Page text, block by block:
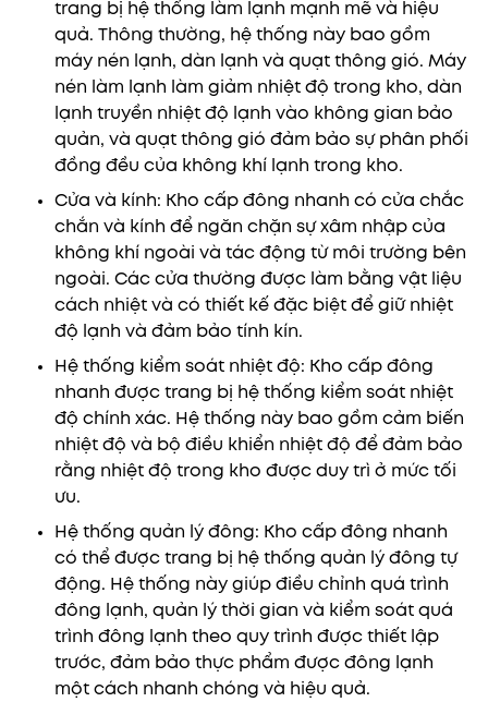
trang bị hệ thống làm lạnh mạnh mẽ và hiệu
quả. Thông thường, hệ thống này bao gồm
máy nén lạnh, dàn lạnh và quạt thông gió. Máy
nén làm lạnh làm giảm nhiệt độ trong kho, dàn
lạnh truyền nhiệt độ lạnh vào không gian bảo
quản, và quạt thông gió đảm bảo sự phân phối
đồng đều của không khí lạnh trong kho.
Cửa và kính: Kho cấp đông nhanh có cửa chắc
chắn và kính để ngăn chặn sự xâm nhập của
không khí ngoài và tác động từ môi trường bên
ngoài. Các cửa thường được làm bằng vật liệu
cách nhiệt và có thiết kế đặc biệt để giữ nhiệt
độ lạnh và đảm bảo tính kín.
Hệ thống kiểm soát nhiệt độ: Kho cấp đông
nhanh được trang bị hệ thống kiểm soát nhiệt
độ chính xác. Hệ thống này bao gồm cảm biến
nhiệt độ và bộ điều khiển nhiệt độ để đảm bảo
rằng nhiệt độ trong kho được duy trì ở mức tối
ưu.
Hệ thống quản lý đông: Kho cấp đông nhanh
có thể được trang bị hệ thống quản lý đông tự
động. Hệ thống này giúp điều chỉnh quá trình
đông lạnh, quản lý thời gian và kiểm soát quá
trình đông lạnh theo quy trình được thiết lập
trước, đảm bảo thực phẩm được đông lạnh
một cách nhanh chóng và hiệu quả.